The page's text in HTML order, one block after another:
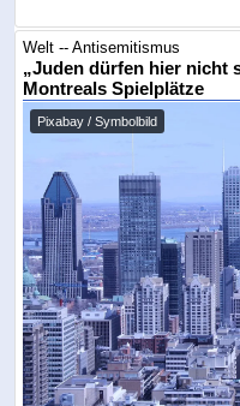
Welt -- Antisemitismus
„Juden dürfen hier nicht
Montreals Spielplätze
Pixabay / Symbolbild